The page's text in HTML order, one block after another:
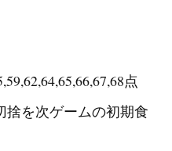
点
捨を次ゲームの初期食